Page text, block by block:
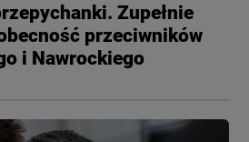
Zupełnie
przeciwników
i Nawrockiego